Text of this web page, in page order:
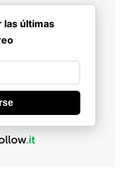
las últimas